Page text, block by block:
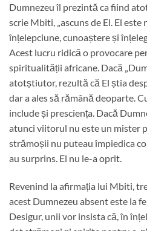
Dumnezeu îl prezintă ca fiind
scrie Mbiti, „ascuns de El. El
înțelepciune, cunoaștere și
Acest lucru ridică o provocare
spiritualității africane. Dacă
atotștiutor, rezultă că El știa
dar a ales să rămână deoparte.
include și presciența. Dacă
atunci viitorul nu este un mister
strămoșii nu puteau împiedica
au surprins. El nu le-a oprit.
Revenind la afirmația lui Mbiti,
acest Dumnezeu absent este la
Desigur, unii vor insista că, în